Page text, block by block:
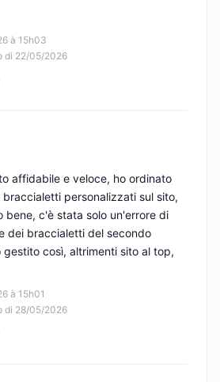
à 15h03
di 22/05/2026
à 15h01
di 28/05/2026
affidabile e veloce, ho ordinato
personalizzati sul sito,
bene, c'è stata solo un'errore di
dei braccialetti del secondo
così, altrimenti sito al top,